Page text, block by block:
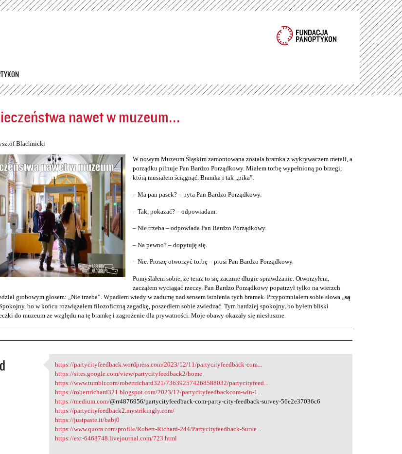
Przejdź
nawet w muzeum...
Blachnicki
W nowym Muzeum Śląskim zamontowana została bramka z wykrywaczem metali, a
porządku pilnuje Pan Bardzo Porządkowy. Miałem torbę wypełnioną po brzegi,
którą musiałem ściągnąć. Bramka i tak „pika”:
– Ma pan pasek? – pyta Pan Bardzo Porządkowy.
– Tak, pokazać? – odpowiadam.
– Nie trzeba – odpowiada Pan Bardzo Porządkowy.
– Na pewno? – dopytuję się.
– Nie. Proszę otworzyć torbę – prosi Pan Bardzo Porządkowy.
Pomyślałem sobie, że teraz to się zacznie długie sprawdzanie. Otworzyłem,
zacząłem wyciągać rzeczy. Pan Bardzo Porządkowy popatrzył tylko na wierzch
grobowym głosem: „Nie trzeba”. Wpadłem wtedy w zadumę nad sensem istnienia tych bramek. Przypomniałem sobie słowa „ są
bo w końcu rozwiązałem filozoficzną zagadkę, poszedłem sobie zwiedzać. Tym bardziej spokojny, bo byłem bliski
do muzeum ze względu na tę bramkę i zagrożenie dla prywatności. Moje obawy okazały się niesłuszne.
https://partycityfeedback
https://partycityfeedback.wordpress.com/2023/12/11/partycityfeedback-com...
https://sites.google.com/view/partycityfeedback2/home
https://www.tumblr.com/robertrichard321/736392574268588032/partycityfeed...
https://robertrichard321.blogspot.com/2023/12/partycityfeedbackcom-win-1...
https://medium.com/@rr4876956/partycityfeedback-com-party-city-feedback-survey-56e2e37036c6
https://partycityfeedback2.mystrikingly.com/
https://justpaste.it/babj0
https://www.quora.com/profile/Robert-Richard-244/Partycityfeedback-Surve...
https://ext-6468748.livejournal.com/723.html